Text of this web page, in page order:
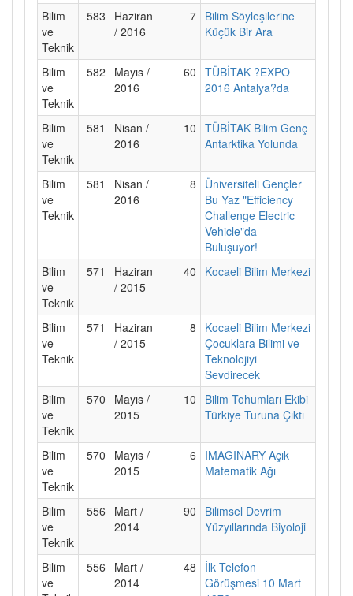
Bilim
ve
Teknik
583
Haziran
/ 2016
7 Bilim Söyleşilerine
Küçük Bir Ara
Bilim
ve
Teknik
582
Mayıs /
2016
60 TÜBİTAK ?EXPO
2016 Antalya?da
Bilim
ve
Teknik
581
Nisan /
2016
10 TÜBİTAK Bilim Genç
Antarktika Yolunda
Bilim
ve
Teknik
581
Nisan /
2016
8
Üniversiteli Gençler
Bu Yaz "Efficiency
Challenge Electric
Vehicle"da
Buluşuyor!
Bilim
ve
Teknik
571
Haziran
/ 2015
40 Kocaeli Bilim Merkezi
Bilim
ve
Teknik
571
Haziran
/ 2015
8
Kocaeli Bilim Merkezi
Çocuklara Bilimi ve
Teknolojiyi
Sevdirecek
Bilim
ve
Teknik
570
Mayıs /
2015
10
Bilim Tohumları Ekibi
Türkiye Turuna Çıktı
Bilim
ve
Teknik
570
Mayıs /
2015
6
IMAGINARY Açık
Matematik Ağı
Bilim
ve
Teknik
556
Mart /
2014
90
Bilimsel Devrim
Yüzyıllarında Biyoloji
Bilim
ve
556
Mart /
2014
48
İlk Telefon
Görüşmesi 10 Mart